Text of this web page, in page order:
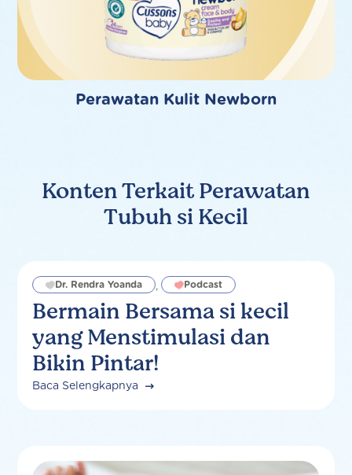
Perawatan Kulit Newborn
Konten Terkait Perawatan
Tubuh si Kecil
Bermain Bersama si kecil
yang Menstimulasi dan
Bikin Pintar!
Dr. Rendra Yoanda , Podcast
Baca Selengkapnya